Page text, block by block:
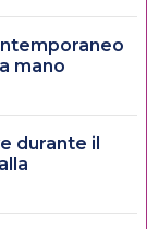
mano
durante il